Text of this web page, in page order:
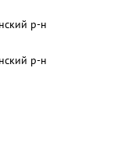
р-н
р-н